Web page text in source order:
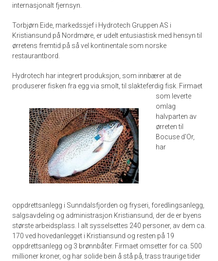
internasjonalt fjernsyn.
Torbjørn Eide, markedssjef i Hydrotech Gruppen AS i
Kristiansund på Nordmøre, er udelt entusiastisk med hensyn til
ørretens fremtid på så vel kontinentale som norske
restaurantbord.
Hydrotech har integrert produksjon, som innbærer at de
produserer fisken fra egg via smolt, til slakteferdig fisk. Firmaet
som leverte
omlag
halvparten av
ørreten til
Bocuse d'Or,
har
oppdrettsanlegg i Sunndalsfjorden og fryseri, foredlingsanlegg,
salgsavdeling og administrasjon Kristiansund, der de er byens
største arbeidsplass. I alt sysselsettes 240 personer, av dem ca.
170 ved hovedanlegget i Kristiansund og resten på 19
oppdrettsanlegg og 3 brønnbåter. Firmaet omsetter for ca. 500
millioner kroner, og har solide bein å stå på, trass traurige tider